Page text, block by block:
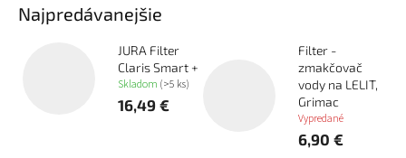
Najpredávanejšie
JURA Filter
Claris Smart +
Skladom (>5 ks)
16,49 €
Filter -
zmakčovač
vody na LELIT,
Grimac
Vypredané
6,90 €